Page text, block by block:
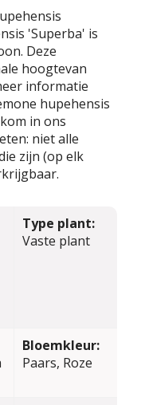
'Superba' is
Deze
hoogtevan
informatie
hupehensis
in ons
niet alle
zijn (op elk
Type plant:
Vaste plant
Bloemkleur:
Paars, Roze